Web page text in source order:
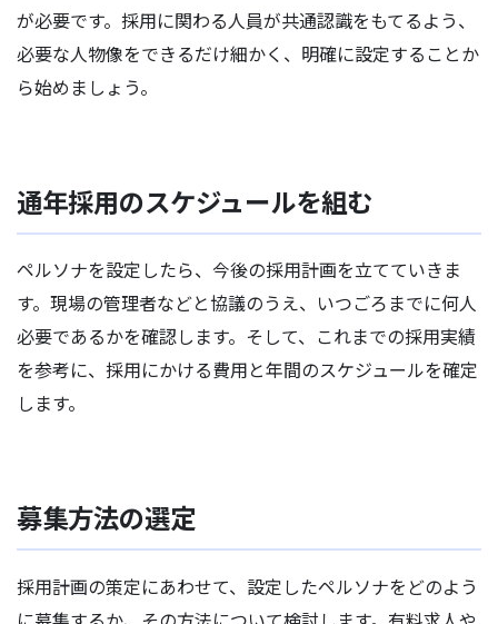
が必要です。採用に関わる人員が共通認識をもてるよう、
必要な人物像をできるだけ細かく、明確に設定することか
ら始めましょう。
通年採用のスケジュールを組む
ペルソナを設定したら、今後の採用計画を立てていきま
す。現場の管理者などと協議のうえ、いつごろまでに何人
必要であるかを確認します。そして、これまでの採用実績
を参考に、採用にかける費用と年間のスケジュールを確定
します。
募集方法の選定
採用計画の策定にあわせて、設定したペルソナをどのよう